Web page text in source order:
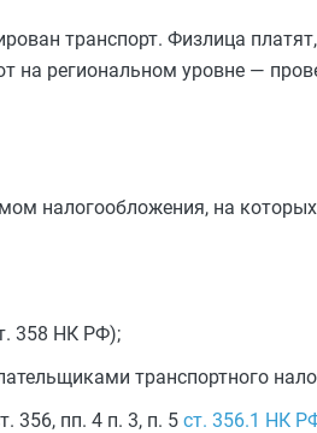
транспорт. Физлица
на региональном уровне —
налогообложения, на которых
358 НК РФ);
транспортного
356, пп. 4 п. 3, п. 5 ст. 356.1 НК